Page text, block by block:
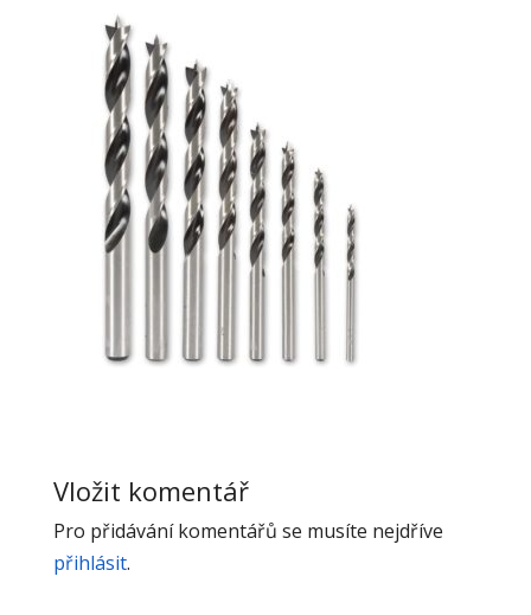
Vložit komentář
Pro přidávání komentářů se musíte nejdříve
přihlásit.